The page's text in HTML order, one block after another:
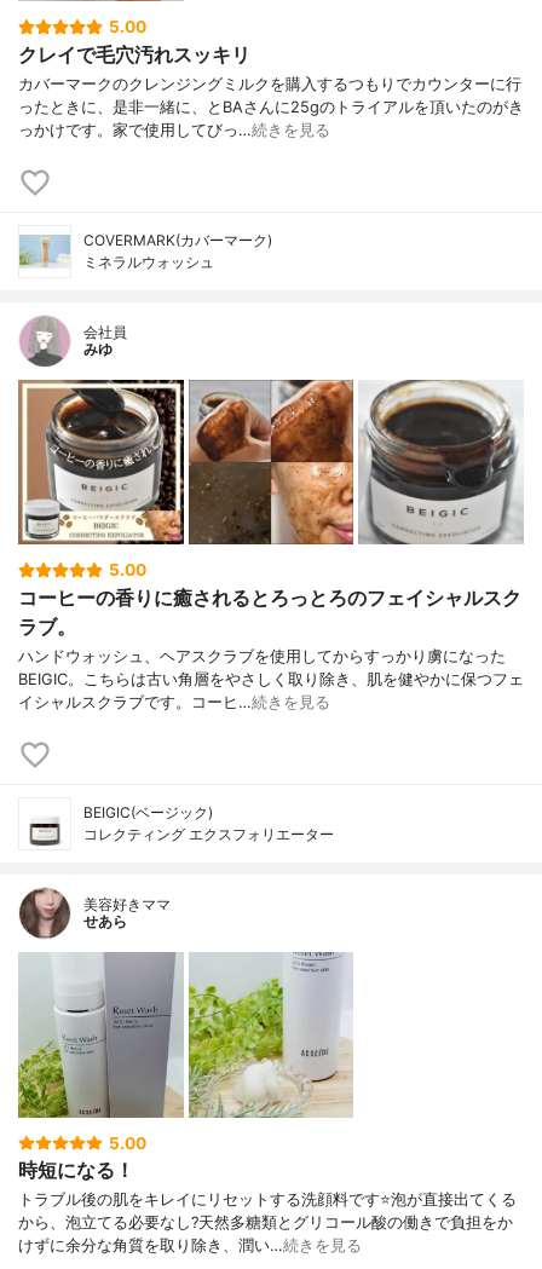
5.00
クレイで毛穴汚れスッキリ
カバーマークのクレンジングミルクを購入するつもりでカウンターに行
ったときに、是非一緒に、とBAさんに25gのトライアルを頂いたのがき
っかけです。家で使用してびっ…続きを見る
COVERMARK(カバーマーク)
ミネラルウォッシュ
会社員
みゆ
5.00
コーヒーの香りに癒されるとろっとろのフェイシャルスク
ラブ。
ハンドウォッシュ、ヘアスクラブを使用してからすっかり虜になった
BEIGIC。こちらは古い角層をやさしく取り除き、肌を健やかに保つフェ
イシャルスクラブです。コーヒ…続きを見る
BEIGIC(ベージック)
コレクティング エクスフォリエーター
美容好きママ
せあら
5.00
時短になる！
トラブル後の肌をキレイにリセットする洗顔料です⭐泡が直接出てくる
から、泡立てる必要なし?天然多糖類とグリコール酸の働きで負担をか
けずに余分な角質を取り除き、潤い…続きを見る